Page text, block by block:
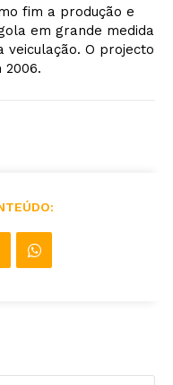
fim a produção e
em grande medida
O projecto
2006.